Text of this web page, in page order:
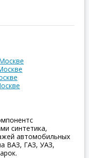
синтетика,
автомобильных
ВАЗ, ГАЗ, УАЗ,